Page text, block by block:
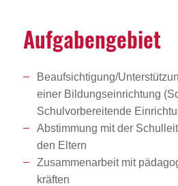
Aufga­ben­ge­biet
Beaufsichtigung/
einer Bildungseinrichtung
Schulvorbereitende
Abstimmung mit der
den Eltern
Zusammenarbeit mit
kräften